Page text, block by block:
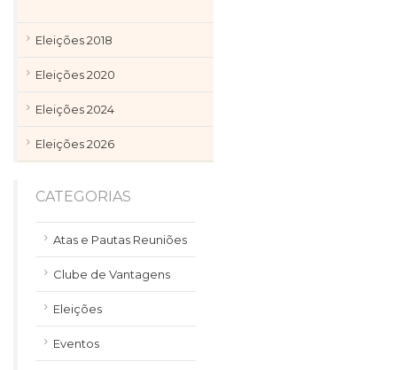
Eleições 2018
Eleições 2020
Eleições 2024
Eleições 2026
CATEGORIAS
Atas e Pautas Reuniões
Clube de Vantagens
Eleições
Eventos